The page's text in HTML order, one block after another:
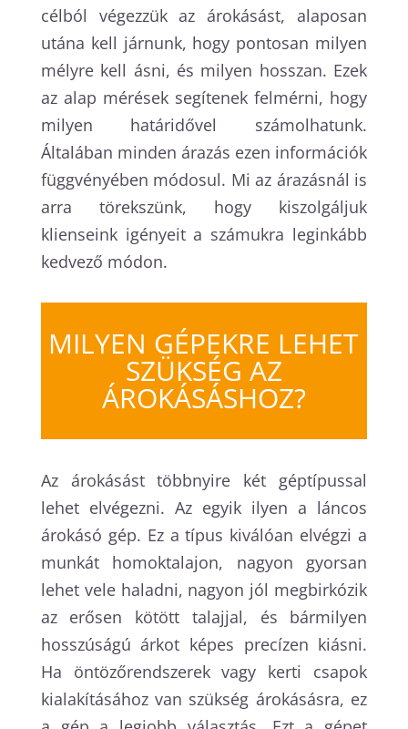
célból végezzük az árokásást, alaposan
utána kell járnunk, hogy pontosan milyen
mélyre kell ásni, és milyen hosszan. Ezek
az alap mérések segítenek felmérni, hogy
milyen határidővel számolhatunk.
Általában minden árazás ezen információk
függvényében módosul. Mi az árazásnál is
arra törekszünk, hogy kiszolgáljuk
klienseink igényeit a számukra leginkább
kedvező módon.
MILYEN GÉPEKRE LEHET
SZÜKSÉG AZ
ÁROKÁSÁSHOZ?
Az árokásást többnyire két géptípussal
lehet elvégezni. Az egyik ilyen a láncos
árokásó gép. Ez a típus kiválóan elvégzi a
munkát homoktalajon, nagyon gyorsan
lehet vele haladni, nagyon jól megbirkózik
az erősen kötött talajjal, és bármilyen
hosszúságú árkot képes precízen kiásni.
Ha öntözőrendszerek vagy kerti csapok
kialakításához van szükség árokásásra, ez